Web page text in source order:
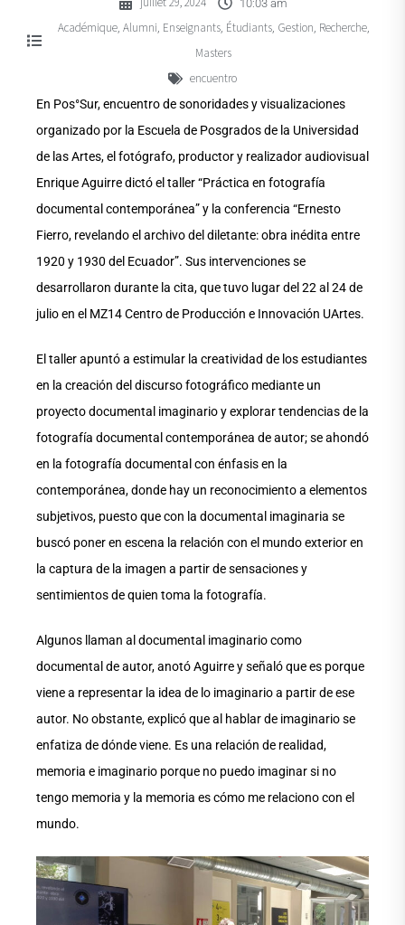
10:03 am
Académique, Alumni Enseignants, Étudiants, Gestion Recherche,
Masters
encuentro
En Pos°Sur, encuentro de sonoridades y visualizaciones
organizado por la Escuela de Posgrados de la Universidad
de las Artes, el fotógrafo, productor y realizador audiovisual
Enrique Aguirre dictó el taller “Práctica en fotografía
documental contemporánea” y la conferencia “Ernesto
Fierro, revelando el archivo del diletante: obra inédita entre
1920 y 1930 del Ecuador”. Sus intervenciones se
desarrollaron durante la cita, que tuvo lugar del 22 al 24 de
julio en el MZ14 Centro de Producción e Innovación UArtes.
El taller apuntó a estimular la creatividad de los estudiantes
en la creación del discurso fotográfico mediante un
proyecto documental imaginario y explorar tendencias de la
fotografía documental contemporánea de autor; se ahondó
en la fotografía documental con énfasis en la
contemporánea, donde hay un reconocimiento a elementos
subjetivos, puesto que con la documental imaginaria se
buscó poner en escena la relación con el mundo exterior en
la captura de la imagen a partir de sensaciones y
sentimientos de quien toma la fotografía.
Algunos llaman al documental imaginario como
documental de autor, anotó Aguirre y señaló que es porque
viene a representar la idea de lo imaginario a partir de ese
autor. No obstante, explicó que al hablar de imaginario se
enfatiza de dónde viene. Es una relación de realidad,
memoria e imaginario porque no puedo imaginar si no
tengo memoria y la memoria es cómo me relaciono con el
mundo.